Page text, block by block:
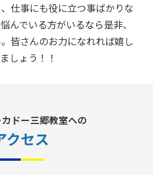
仕事にも役に立つ事ばかりな
んでいる方がいるなら是非、
皆さんのお力になれれば嬉し
しょう！！
ドー三郷教室への
クセス